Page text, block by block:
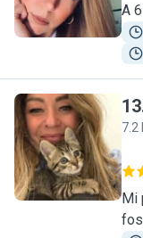
A
A
13
7.2
Mi